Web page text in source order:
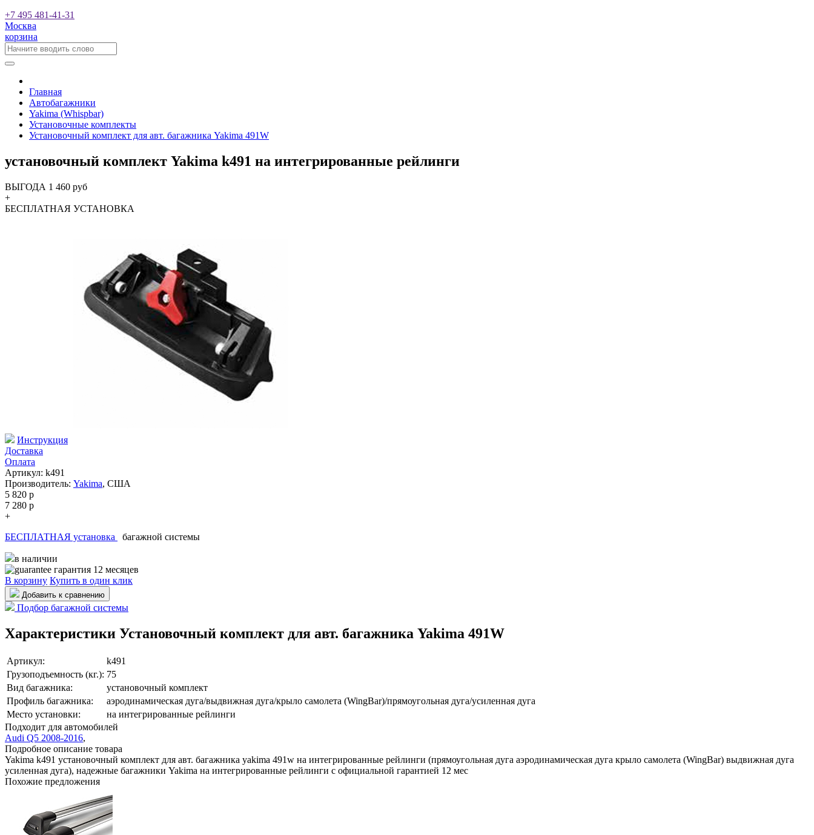
+7 495 481-41-31
Москва
корзина
Главная
Автобагажники
Yakima (Whispbar)
Установочные комплекты
Установочный комплект для авт. багажника Yakima 491W
установочный комплект Yakima k491 на интегрированные рейлинги
ВЫГОДА 1 460 руб
+
БЕСПЛАТНАЯ УСТАНОВКА
Инструкция
Доставка
Оплата
Артикул: k491
Производитель: Yakima, США
5 820 p
7 280 p
+
БЕСПЛАТНАЯ установка
багажной системы
в наличии
гарантия 12 месяцев
В корзину Купить в один клик
Добавить к сравнению
Подбор багажной системы
Характеристики Установочный комплект для авт. багажника Yakima 491W
Артикул:
k491
Грузоподъемность (кг.): 75
Вид багажника:
установочный комплект
Профиль багажника:
аэродинамическая дуга/выдвижная дуга/крыло самолета (WingBar)/прямоугольная дуга/усиленная дуга
Место установки:
на интегрированные рейлинги
Подходит для автомобилей
Audi Q5 2008-2016,
Подробное описание товара
Yakima k491 установочный комплект для авт. багажника yakima 491w на интегрированные рейлинги (прямоугольная дуга аэродинамическая дуга крыло самолета (WingBar) выдвижная дуга
усиленная дуга), надежные багажники Yakima на интегрированные рейлинги с официальной гарантией 12 мес
Похожие предложения